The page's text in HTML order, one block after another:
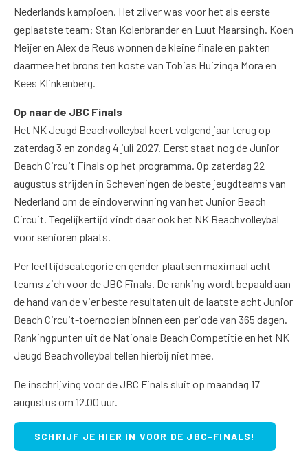
Nederlands kampioen. Het zilver was voor het als eerste
geplaatste team: Stan Kolenbrander en Luut Maarsingh. Koen
Meijer en Alex de Reus wonnen de kleine finale en pakten
daarmee het brons ten koste van Tobias Huizinga Mora en
Kees Klinkenberg.
Op naar de JBC Finals
Het NK Jeugd Beachvolleybal keert volgend jaar terug op
zaterdag 3 en zondag 4 juli 2027. Eerst staat nog de Junior
Beach Circuit Finals op het programma. Op zaterdag 22
augustus strijden in Scheveningen de beste jeugdteams van
Nederland om de eindoverwinning van het Junior Beach
Circuit. Tegelijkertijd vindt daar ook het NK Beachvolleybal
voor senioren plaats.
Per leeftijdscategorie en gender plaatsen maximaal acht
teams zich voor de JBC Finals. De ranking wordt bepaald aan
de hand van de vier beste resultaten uit de laatste acht Junior
Beach Circuit-toernooien binnen een periode van 365 dagen.
Rankingpunten uit de Nationale Beach Competitie en het NK
Jeugd Beachvolleybal tellen hierbij niet mee.
De inschrijving voor de JBC Finals sluit op maandag 17
augustus om 12.00 uur.
SCHRIJF JE HIER IN VOOR DE JBC-FINALS!